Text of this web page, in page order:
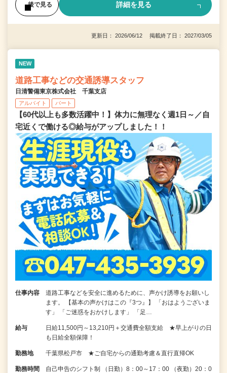
後で見る 詳細を見る
更新日： 2026/06/12 掲載終了日： 2027/03/05
NEW
道路工事などの交通誘導スタッフ
日清警備東京株式会社 千葉支店
アルバイト パート
【60代以上も多数活躍中！】体力に無理なく週1日～／自
宅近くで働ける◎給与がアップしました！！
仕事内容
道路工事などを安全に進めるために、声かけ誘導をお願いし
ます。 【基本の声かけはこの『3つ』】 「おはようございま
す」 「ご迷惑をおかけします」 「足…
給与
日給11,500円～13,210円＋交通費全額支給 ★早上がりの日
も日給全額保障！
勤務地 千葉県松戸市 ★ご自宅からの通勤考慮＆直行直帰OK
勤務時間
自己申告のシフト制 （日勤）8：00～17：00 （夜勤）20：0